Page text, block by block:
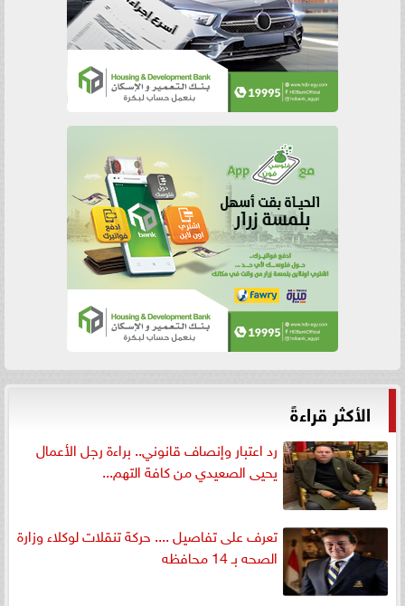
الأكثر قراءةً
رد اعتبار وإنصاف قانوني.. براءة رجل الأعمال
يحيى الصعيدي من كافة التهم...
تعرف على تفاصيل .... حركة تنقلات لوكلاء وزارة
الصحه بـ 14 محافظه